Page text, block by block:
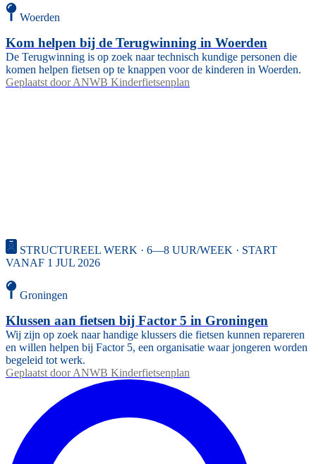
Woerden
Kom helpen bij de Terugwinning in Woerden
De Terugwinning is op zoek naar technisch kundige personen die
komen helpen fietsen op te knappen voor de kinderen in Woerden.
Geplaatst door ANWB Kinderfietsenplan
STRUCTUREEL WERK · 6—8 UUR/WEEK · START
VANAF 1 JUL 2026
Groningen
Klussen aan fietsen bij Factor 5 in Groningen
Wij zijn op zoek naar handige klussers die fietsen kunnen repareren
en willen helpen bij Factor 5, een organisatie waar jongeren worden
begeleid tot werk.
Geplaatst door ANWB Kinderfietsenplan